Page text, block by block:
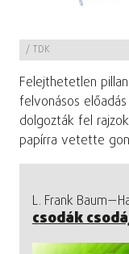
/ TDK
Felejthetetlen
felvonásos
dolgozták fel
papírra vetette
L. Frank
csodák